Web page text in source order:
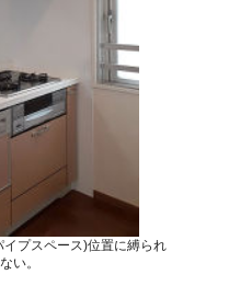
プスペース)位置に縛られ
い。